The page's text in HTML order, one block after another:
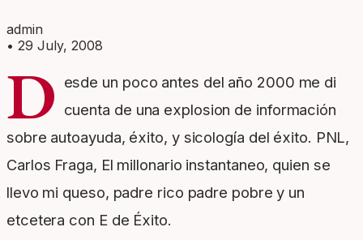
admin
• 29 July, 2008
D esde un poco antes del año 2000 me di
cuenta de una explosion de información
sobre autoayuda, éxito, y sicología del éxito. PNL,
Carlos Fraga, El millonario instantaneo, quien se
llevo mi queso, padre rico padre pobre y un
etcetera con E de Éxito.